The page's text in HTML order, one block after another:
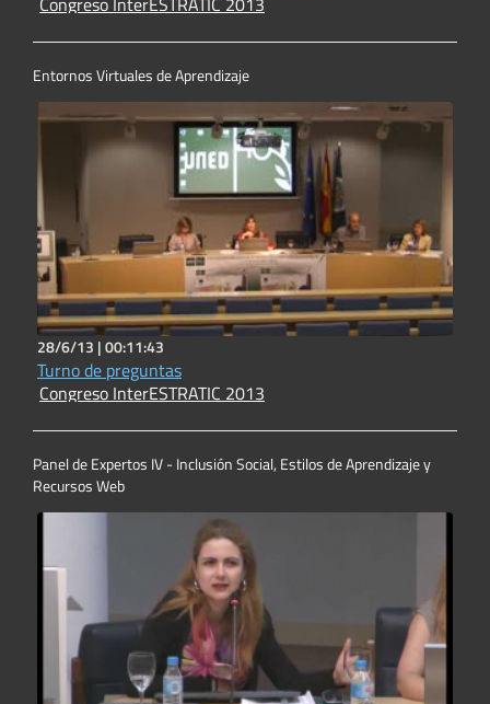
Entornos Virtuales de Aprendizaje
28/6/13 |00:11:43
Turno de preguntas
Congreso InterESTRATIC 2013
Panel de Expertos IV - Inclusión Social, Estilos de Aprendizaje y
Recursos Web